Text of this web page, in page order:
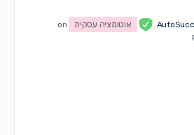
אוטומציה עסקית
on